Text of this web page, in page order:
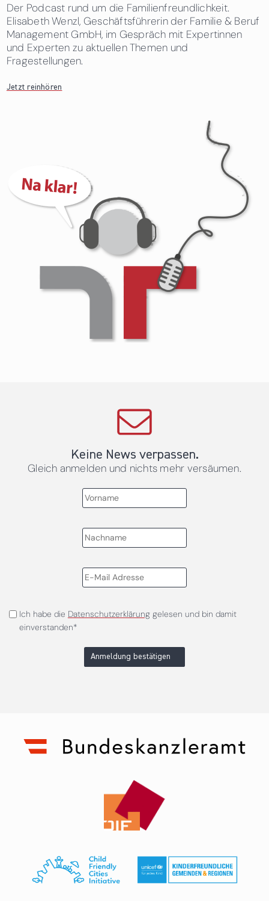
Der Podcast rund um die Familienfreundlichkeit.
Elisabeth Wenzl, Geschäftsführerin der Familie & Beruf
Management GmbH, im Gespräch mit Expertinnen
und Experten zu aktuellen Themen und
Fragestellungen.
Jetzt reinhören
Keine News verpassen.
Gleich anmelden und nichts mehr versäumen.
Ich habe die Datenschutzerklärunggelesen und bin damit
einverstanden*
Anmeldung bestätigen